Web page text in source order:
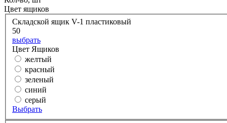
Цвет ящиков
Складской ящик V-1 пластиковый
50
выбрать
Цвет Ящиков
желтый
красный
зеленый
синий
серый
Выбрать